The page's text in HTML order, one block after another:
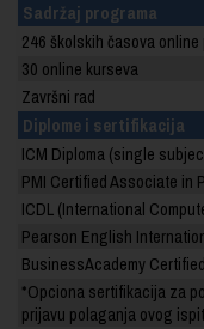
Sadržaj programa
246 školskih časova
30 online kurseva
Završni rad
Diplome i sertifikacija
ICM Diploma (single
PMI Certified Associate in
ICDL (International
Pearson English
BusinessAcademy
*Opciona sertifikacija za
prijavu polaganja ovog